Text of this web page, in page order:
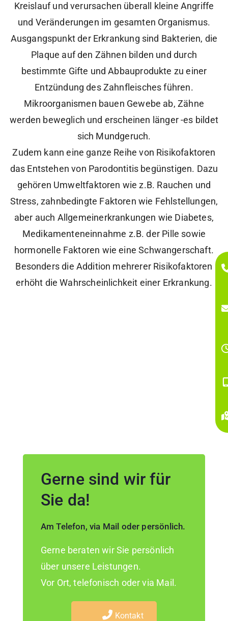
Kreislauf und verursachen überall kleine Angriffe
und Veränderungen im gesamten Organismus.
Ausgangspunkt der Erkrankung sind Bakterien, die
Plaque auf den Zähnen bilden und durch
bestimmte Gifte und Abbauprodukte zu einer
Entzündung des Zahnfleisches führen.
Mikroorganismen bauen Gewebe ab, Zähne
werden beweglich und erscheinen länger -es bildet
sich Mundgeruch.
Zudem kann eine ganze Reihe von Risikofaktoren
das Entstehen von Parodontitis begünstigen. Dazu
gehören Umweltfaktoren wie z.B. Rauchen und
Stress, zahnbedingte Faktoren wie Fehlstellungen,
aber auch Allgemeinerkrankungen wie Diabetes,
Medikamenteneinnahme z.B. der Pille sowie
hormonelle Faktoren wie eine Schwangerschaft.
Besonders die Addition mehrerer Risikofaktoren
erhöht die Wahrscheinlichkeit einer Erkrankung.
Gerne sind wir für
Sie da!
Am Telefon, via Mail oder persönlich.
Gerne beraten wir Sie persönlich
über unsere Leistungen.
Vor Ort, telefonisch oder via Mail.
Kontakt